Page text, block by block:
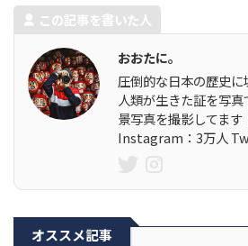
この記事を書いた人
おおたに。
圧倒的な日本の歴史に
人類が生きた証を写
景写真を撮影してます
Instagram：3万人
オススメ記事